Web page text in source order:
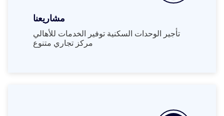
مشاريعنا
تأجير الوحدات السكنية توفير الخدمات للأهالي
مركز تجاري متنوع